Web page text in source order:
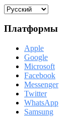
Платформы
Apple
Google
Microsoft
Facebook
Messenger
Twitter
WhatsApp
Samsung